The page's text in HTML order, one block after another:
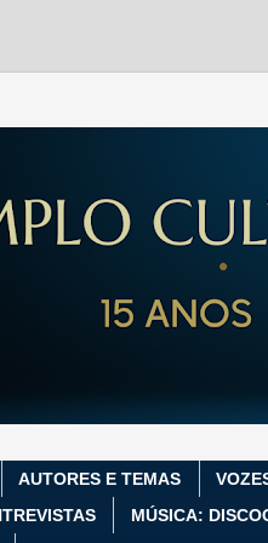
AUTORES E TEMAS
MÚSICA: